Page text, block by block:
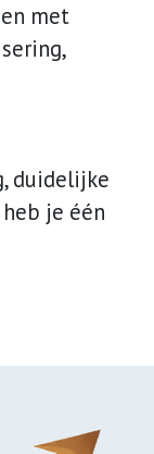
met
duidelijke
je één